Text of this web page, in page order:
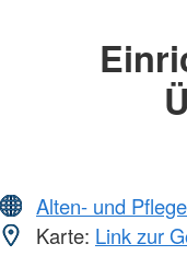
Alten- und
Karte: Link zur